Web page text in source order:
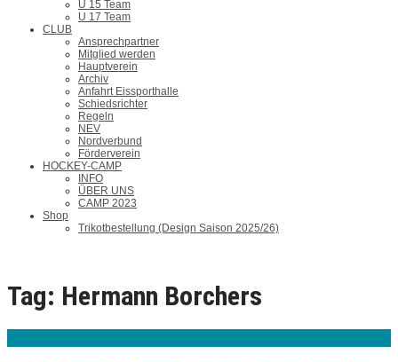
U 15 Team
U 17 Team
CLUB
Ansprechpartner
Mitglied werden
Hauptverein
Archiv
Anfahrt Eissporthalle
Schiedsrichter
Regeln
NEV
Nordverbund
Förderverein
HOCKEY-CAMP
INFO
ÜBER UNS
CAMP 2023
Shop
Trikotbestellung (Design Saison 2025/26)
Tag: Hermann Borchers